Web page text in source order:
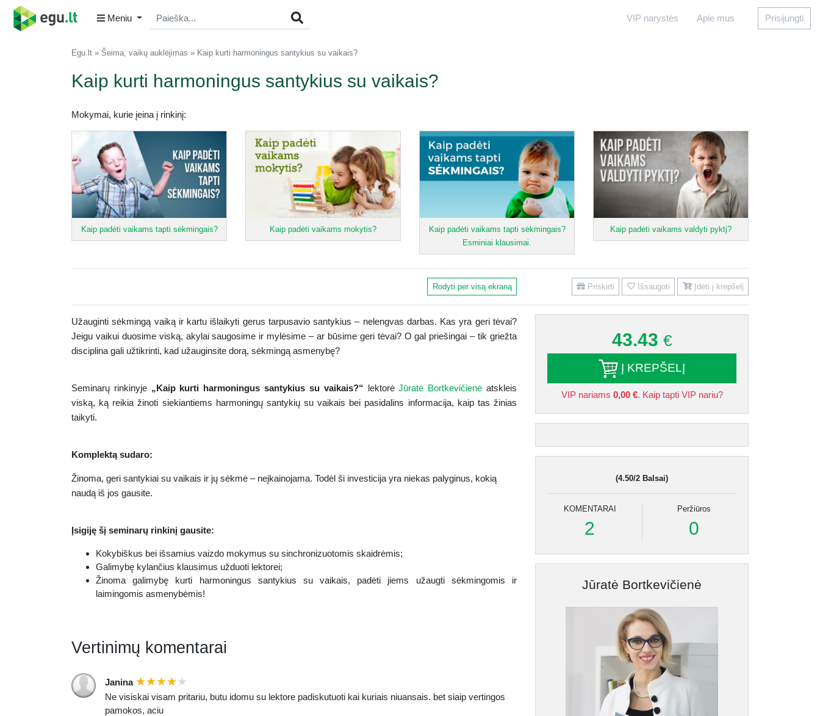
Meniu VIP narystės Apie mus Prisijungti
Egu.lt Šeima, vaikų auklėjimas Kaip kurti harmoningus santykius su vaikais?
Kaip kurti harmoningus santykius su vaikais?
Mokymai, kurie įeina į rinkinį:
Kaip padėti vaikams tapti sėkmingais? Kaip padėti vaikams mokytis?
Kaip padėti vaikams tapti sėkmingais?
Esminiai klausimai.
Kaip padėti vaikams valdyti pyktį?
Rodyti per visą ekraną Priskirti Išsaugoti Įdėti į krepšelį
Užauginti sėkmingą vaiką ir kartu išlaikyti gerus tarpusavio santykius – nelengvas darbas. Kas yra geri tėvai?
Jeigu vaikui duosime viską, akylai saugosime ir mylėsime – ar būsime geri tėvai? O gal priešingai – tik griežta
disciplina gali užtikrinti, kad užauginsite dorą, sėkmingą asmenybę?
Seminarų rinkinyje „Kaip kurti harmoningus santykius su vaikais?“ lektorėJūratė Bortkevičienė atskleis
viską, ką reikia žinoti siekiantiems harmoningų santykių su vaikais bei pasidalins informacija, kaip tas žinias
taikyti.
Komplektą sudaro:
Žinoma, geri santykiai su vaikais ir jų sėkmė – neįkainojama. Todėl ši investicija yra niekas palyginus, kokią
naudą iš jos gausite.
Įsigiję šį seminarų rinkinį gausite:
Kokybiškus bei išsamius vaizdo mokymus su sinchronizuotomis skaidrėmis;
Galimybę kylančius klausimus užduoti lektorei;
Žinoma galimybę kurti harmoningus santykius su vaikais, padėti jiems užaugti sėkmingomis ir
laimingomis asmenybėmis!
Vertinimų komentarai
Janina
Ne visiskai visam pritariu, butu idomu su lektore padiskutuoti kai kuriais niuansais. bet siaip vertingos
pamokos, aciu
43.43 €
Į KREPŠELĮ
VIP nariams 0,00 €. Kaip tapti VIP nariu?
(4.50/2 Balsai)
KOMENTARAI
2
Peržiūros
0
Jūratė Bortkevičienė